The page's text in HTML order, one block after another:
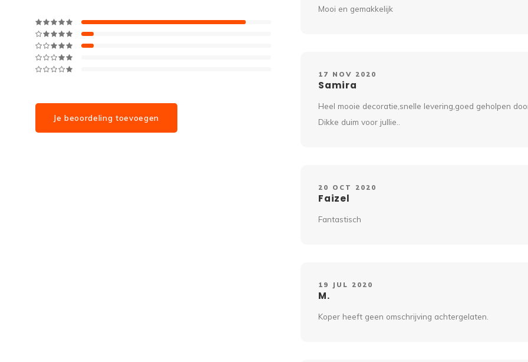
Je beoordeling toevoegen
Mooi en gemakkelijk
17 NOV 2020
Samira
Heel mooie decoratie,snelle levering,goed geholpen
Dikke duim voor jullie..
20 OCT 2020
Faizel
Fantastisch
19 JUL 2020
M.
Koper heeft geen omschrijving achtergelaten.